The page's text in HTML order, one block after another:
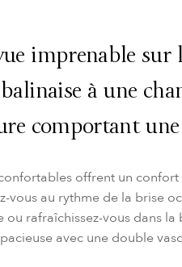
imprenable sur
à une
comportant
offrent un
vous au rythme de la brise
rafraîchissez-vous dans
avec une double